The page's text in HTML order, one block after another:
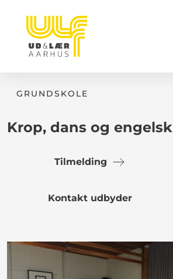
GRUNDSKOLE
Krop, dans og engelsk
Tilmelding
Kontakt udbyder